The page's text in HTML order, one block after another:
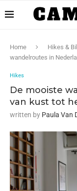
Home Hikes &
wandelroutes in
Hikes
De mooiste
van kust tot
written by Paula Van